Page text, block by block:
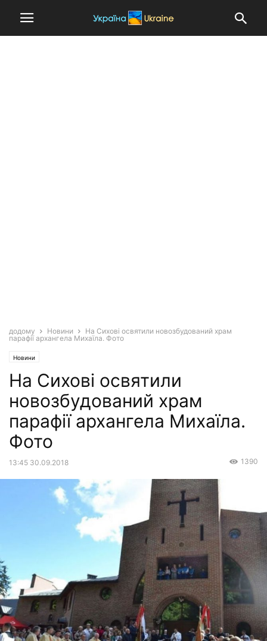
додому Новини
На Сихові освятили новозбудований храм
парафії архангела Михаїла. Фото
Новини
На Сихові освятили
новозбудований храм
парафії архангела Михаїла.
Фото
13:45 30.09.2018 1390